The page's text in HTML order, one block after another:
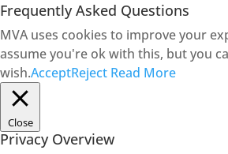
Frequently Asked Questions
MVA uses cookies to improve your
assume you're ok with this, but you
wish.AcceptReject Read More
Close
Privacy Overview